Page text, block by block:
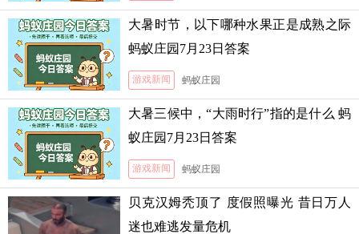
大暑时节，以下哪种水果正是成熟之际
蚂蚁庄园7月23日答案
游戏新闻 蚂蚁庄园
大暑三候中，“大雨时行”指的是什么 蚂
蚁庄园7月23日答案
游戏新闻 蚂蚁庄园
贝克汉姆秃顶了 度假照曝光 昔日万人
迷也难逃发量危机